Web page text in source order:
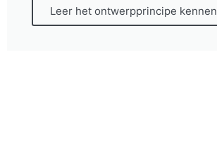
Leer het ontwerpprincipe kennen